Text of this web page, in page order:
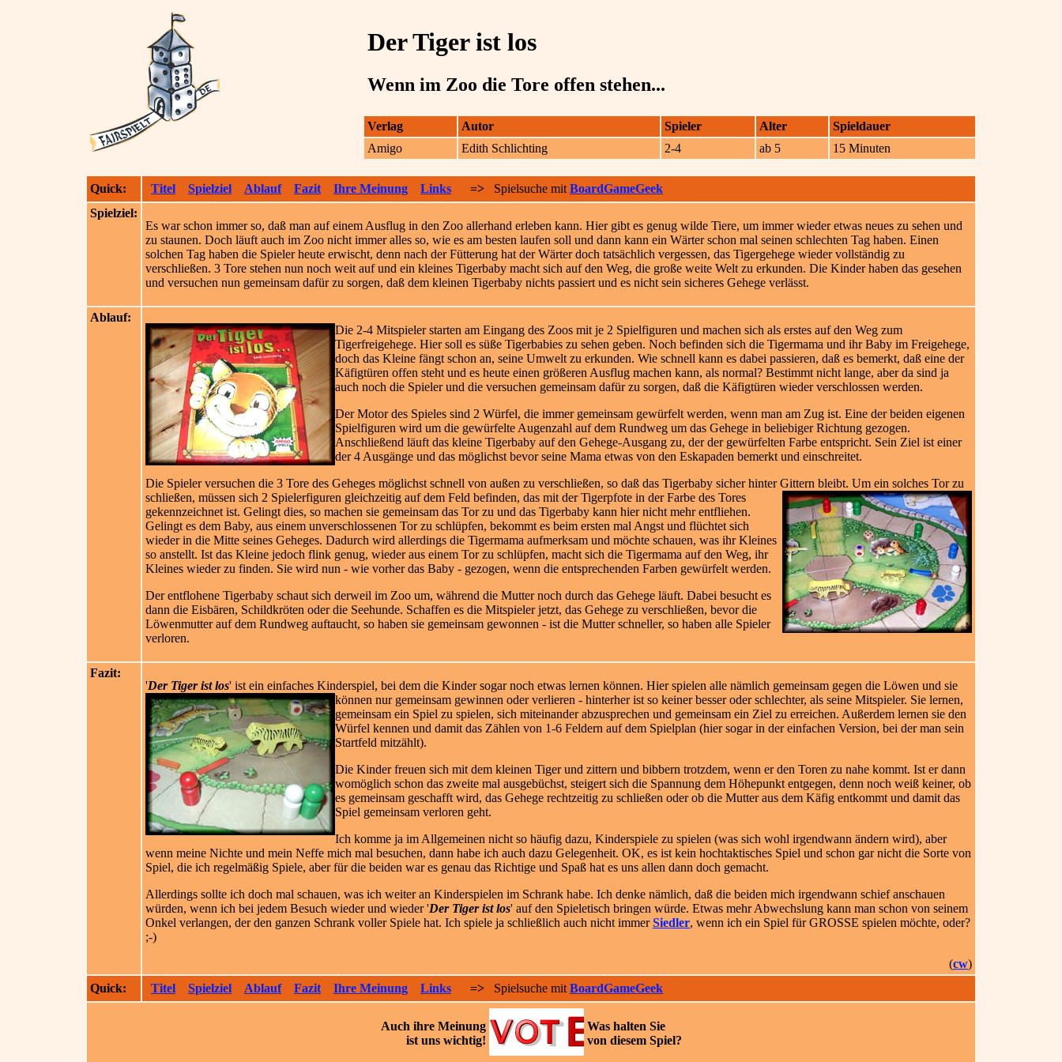
Der Tiger ist los
Wenn im Zoo die Tore offen stehen...
Verlag Autor Spieler Alter
Spieldauer
Amigo
Edith Schlichting 2-4 ab 5 15 Minuten
Quick: Titel Spielziel Ablauf Fazit Ihre Meinung Links => Spielsuche mit BoardGameGeek
Spielziel:
Es war schon immer so, daß man auf einem Ausflug in den Zoo allerhand erleben kann. Hier gibt es genug wilde Tiere, um immer wieder etwas neues zu sehen und
zu staunen. Doch läuft auch im Zoo nicht immer alles so, wie es am besten laufen soll und dann kann ein Wärter schon mal seinen schlechten Tag haben. Einen
solchen Tag haben die Spieler heute erwischt, denn nach der Fütterung hat der Wärter doch tatsächlich vergessen, das Tigergehege wieder vollständig zu
verschließen. 3 Tore stehen nun noch weit auf und ein kleines Tigerbaby macht sich auf den Weg, die große weite Welt zu erkunden. Die Kinder haben das gesehen
und versuchen nun gemeinsam dafür zu sorgen, daß dem kleinen Tigerbaby nichts passiert und es nicht sein sicheres Gehege verlässt.
Ablauf:
Die 2-4 Mitspieler starten am Eingang des Zoos mit je 2 Spielfiguren und machen sich als erstes auf den Weg zum
Tigerfreigehege. Hier soll es süße Tigerbabies zu sehen geben. Noch befinden sich die Tigermama und ihr Baby im Freigehege,
doch das Kleine fängt schon an, seine Umwelt zu erkunden. Wie schnell kann es dabei passieren, daß es bemerkt, daß eine der
Käfigtüren offen steht und es heute einen größeren Ausflug machen kann, als normal? Bestimmt nicht lange, aber da sind ja
auch noch die Spieler und die versuchen gemeinsam dafür zu sorgen, daß die Käfigtüren wieder verschlossen werden.
Der Motor des Spieles sind 2 Würfel, die immer gemeinsam gewürfelt werden, wenn man am Zug ist. Eine der beiden eigenen
Spielfiguren wird um die gewürfelte Augenzahl auf dem Rundweg um das Gehege in beliebiger Richtung gezogen.
Anschließend läuft das kleine Tigerbaby auf den Gehege-Ausgang zu, der der gewürfelten Farbe entspricht. Sein Ziel ist einer
der 4 Ausgänge und das möglichst bevor seine Mama etwas von den Eskapaden bemerkt und einschreitet.
Die Spieler versuchen die 3 Tore des Geheges möglichst schnell von außen zu verschließen, so daß das Tigerbaby sicher hinter Gittern bleibt. Um ein solches Tor zu
schließen, müssen sich 2 Spielerfiguren gleichzeitig auf dem Feld befinden, das mit der Tigerpfote in der Farbe des Tores
gekennzeichnet ist. Gelingt dies, so machen sie gemeinsam das Tor zu und das Tigerbaby kann hier nicht mehr entfliehen.
Gelingt es dem Baby, aus einem unverschlossenen Tor zu schlüpfen, bekommt es beim ersten mal Angst und flüchtet sich
wieder in die Mitte seines Geheges. Dadurch wird allerdings die Tigermama aufmerksam und möchte schauen, was ihr Kleines
so anstellt. Ist das Kleine jedoch flink genug, wieder aus einem Tor zu schlüpfen, macht sich die Tigermama auf den Weg, ihr
Kleines wieder zu finden. Sie wird nun - wie vorher das Baby - gezogen, wenn die entsprechenden Farben gewürfelt werden.
Der entflohene Tigerbaby schaut sich derweil im Zoo um, während die Mutter noch durch das Gehege läuft. Dabei besucht es
dann die Eisbären, Schildkröten oder die Seehunde. Schaffen es die Mitspieler jetzt, das Gehege zu verschließen, bevor die
Löwenmutter auf dem Rundweg auftaucht, so haben sie gemeinsam gewonnen - ist die Mutter schneller, so haben alle Spieler
verloren.
Fazit:
'Der Tiger ist los' ist ein einfaches Kinderspiel, bei dem die Kinder sogar noch etwas lernen können. Hier spielen alle nämlich gemeinsam gegen die Löwen und sie
können nur gemeinsam gewinnen oder verlieren - hinterher ist so keiner besser oder schlechter, als seine Mitspieler. Sie lernen,
gemeinsam ein Spiel zu spielen, sich miteinander abzusprechen und gemeinsam ein Ziel zu erreichen. Außerdem lernen sie den
Würfel kennen und damit das Zählen von 1-6 Feldern auf dem Spielplan (hier sogar in der einfachen Version, bei der man sein
Startfeld mitzählt).
Die Kinder freuen sich mit dem kleinen Tiger und zittern und bibbern trotzdem, wenn er den Toren zu nahe kommt. Ist er dann
womöglich schon das zweite mal ausgebüchst, steigert sich die Spannung dem Höhepunkt entgegen, denn noch weiß keiner, ob
es gemeinsam geschafft wird, das Gehege rechtzeitig zu schließen oder ob die Mutter aus dem Käfig entkommt und damit das
Spiel gemeinsam verloren geht.
Ich komme ja im Allgemeinen nicht so häufig dazu, Kinderspiele zu spielen (was sich wohl irgendwann ändern wird), aber
wenn meine Nichte und mein Neffe mich mal besuchen, dann habe ich auch dazu Gelegenheit. OK, es ist kein hochtaktisches Spiel und schon gar nicht die Sorte von
Spiel, die ich regelmäßig Spiele, aber für die beiden war es genau das Richtige und Spaß hat es uns allen dann doch gemacht.
Allerdings sollte ich doch mal schauen, was ich weiter an Kinderspielen im Schrank habe. Ich denke nämlich, daß die beiden mich irgendwann schief anschauen
würden, wenn ich bei jedem Besuch wieder und wieder 'Der Tiger ist los' auf den Spieletisch bringen würde. Etwas mehr Abwechslung kann man schon von seinem
Onkel verlangen, der den ganzen Schrank voller Spiele hat. Ich spiele ja schließlich auch nicht immerSiedler, wenn ich ein Spiel für GROSSE spielen möchte, oder?
;-)
(cw)
Quick:
Titel Spielziel Ablauf Fazit Ihre Meinung Links => Spielsuche mit BoardGameGeek
Auch ihre Meinung
ist uns wichtig!
Was halten Sie
von diesem Spiel?